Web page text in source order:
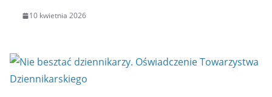
10 kwietnia 2026